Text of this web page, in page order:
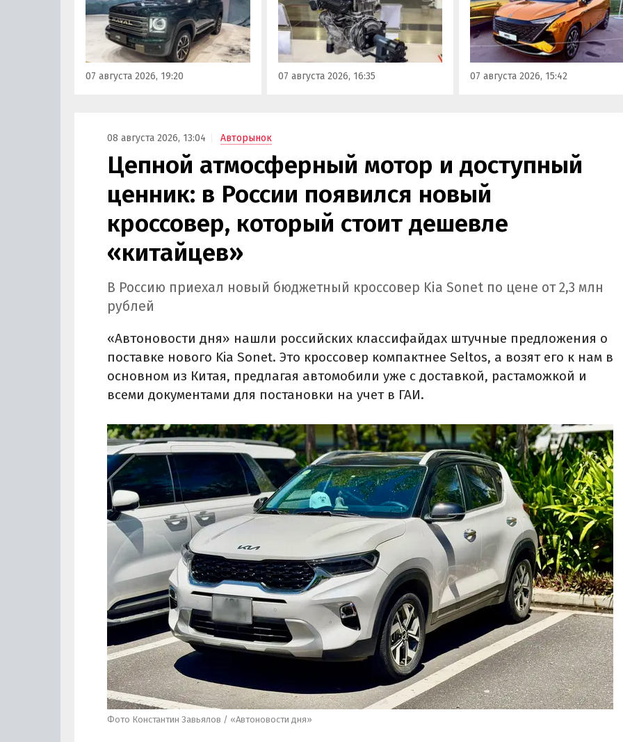
«Автотор». Речь о Haval H9,
Tank 400 и Tank 500, которые
успешно прошли
сертификацию и получили
Одобрения типа
транспортного средства (ОТТС).
07 августа 2026, 19:20
Корреспонденту
«Автоновостей дня» удалось
лично ознакомиться с
новинкой на выставке
«Иннопром» в Екатеринбурге.
07 августа 2026, 16:35
на автомобильном
«ПроДвижение» на ВДНХ в
Москве в числе прочих
моделей «Москвича» был
представлен семиместный
кроссовер М90.
07 августа 2026, 15:42
08 августа 2026, 13:04 Авторынок
Цепной атмосферный мотор и доступный
ценник: в России появился новый
кроссовер, который стоит дешевле
«китайцев»
В Россию приехал новый бюджетный кроссовер Kia Sonet по цене от 2,3 млн
рублей
«Автоновости дня» нашли российских классифайдах штучные предложения о
поставке нового Kia Sonet. Это кроссовер компактнее Seltos, а возят его к нам в
основном из Китая, предлагая автомобили уже с доставкой, растаможкой и
всеми документами для постановки на учет в ГАИ.
Фото Константин Завьялов / «Автоновости дня»